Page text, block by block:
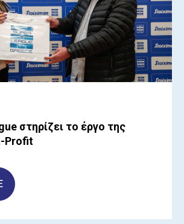
στηρίζει το έργο της
Profit